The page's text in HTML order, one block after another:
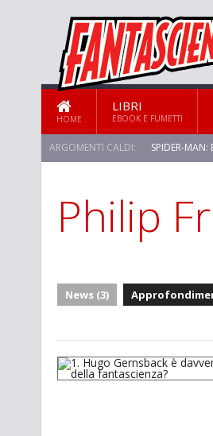
HOME
LIBRI
EBOOK E FUMETTI
ARGOMENTI CALDI: SPIDER-
Philip
News (3)